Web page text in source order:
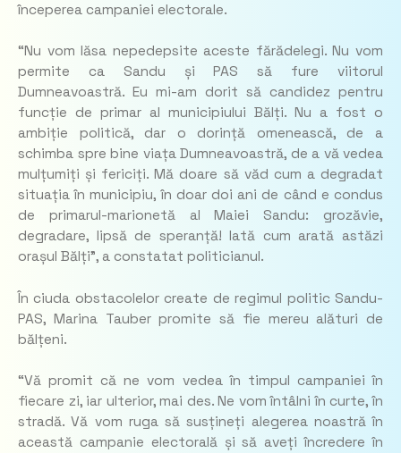
începerea campaniei electorale.
“Nu vom lăsa nepedepsite aceste fărădelegi. Nu vom
permite ca Sandu și PAS să fure viitorul
Dumneavoastră. Eu mi-am dorit să candidez pentru
funcție de primar al municipiului Bălți. Nu a fost o
ambiție politică, dar o dorință omenească, de a
schimba spre bine viața Dumneavoastră, de a vă vedea
mulțumiți și fericiți. Mă doare să văd cum a degradat
situația în municipiu, în doar doi ani de când e condus
de primarul-marionetă al Maiei Sandu: grozăvie,
degradare, lipsă de speranță! Iată cum arată astăzi
orașul Bălți”, a constatat politicianul.
În ciuda obstacolelor create de regimul politic Sandu-
PAS, Marina Tauber promite să fie mereu alături de
bălțeni.
“Vă promit că ne vom vedea în timpul campaniei în
fiecare zi, iar ulterior, mai des. Ne vom întâlni în curte, în
stradă. Vă vom ruga să susțineți alegerea noastră în
această campanie electorală și să aveți încredere în